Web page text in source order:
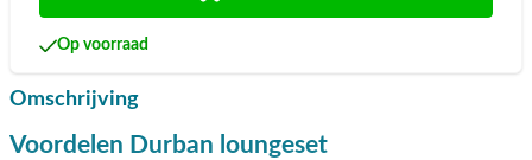
Op voorraad
Omschrijving
Voordelen Durban loungeset